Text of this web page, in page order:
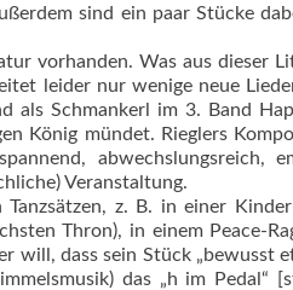
sind ein paar Stücke
vorhanden. Was aus dieser
leider nur wenige neue
als Schmankerl im 3. Band
König mündet. Rieglers
abwechslungsreich,
Veranstaltung.
z. B. in einer
Thron), in einem Peace-
will, dass sein Stück „bewusst
das „h im Pedal“